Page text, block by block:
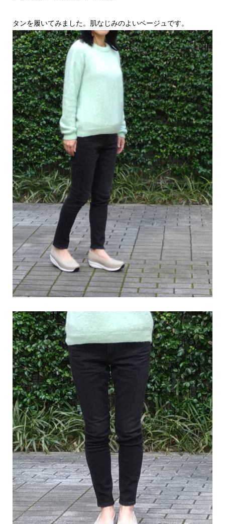
タンを履いてみました。肌なじみのよいベージュです。